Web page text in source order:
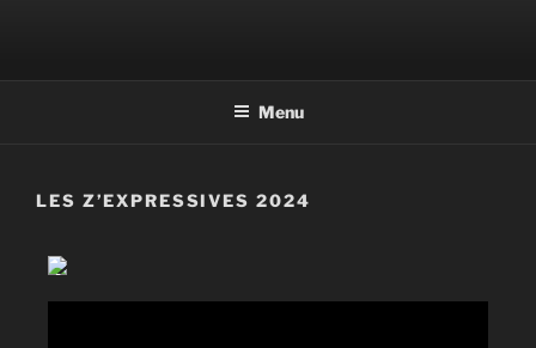
Menu
LES Z’EXPRESSIVES 2024